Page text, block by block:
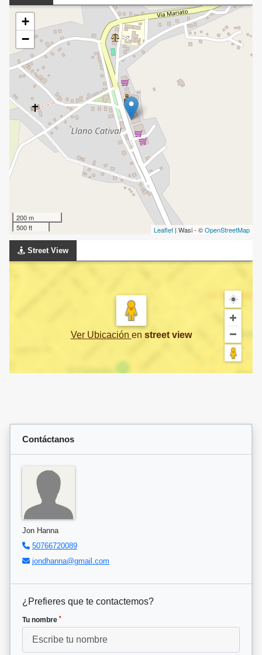
+
−
200 m
500 ft
Leaflet| Wasi - ©OpenStreetMap
Street View
Ver Ubicación en street view
Contáctanos
Jon Hanna
50766720089
jondhanna@gmail.com
¿Prefieres que te contactemos?
Tu nombre *